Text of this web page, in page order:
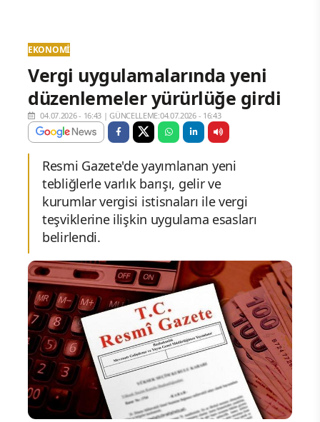
EKONOMI
Vergi uygulamalarında yeni
düzenlemeler yürürlüğe girdi
04.07.2026 - 16:43 |GÜNCELLEME:04.07.2026 - 16:43
Resmi Gazete'de yayımlanan yeni
tebliğlerle varlık barışı, gelir ve
kurumlar vergisi istisnaları ile vergi
teşviklerine ilişkin uygulama esasları
belirlendi.